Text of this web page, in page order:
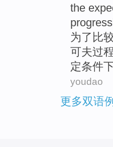
the
为了比
可夫过
定条件
youdao
更多双语